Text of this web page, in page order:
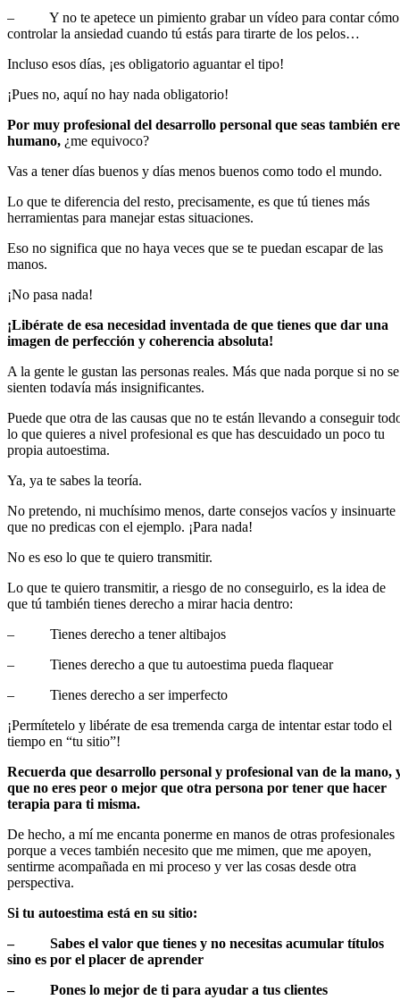
– Y no te apetece un pimiento grabar un vídeo para contar cómo
controlar la ansiedad cuando tú estás para tirarte de los pelos…
Incluso esos días, ¡es obligatorio aguantar el tipo!
¡Pues no, aquí no hay nada obligatorio!
Por muy profesional del desarrollo personal que seas también
humano, ¿me equivoco?
Vas a tener días buenos y días menos buenos como todo el mundo.
Lo que te diferencia del resto, precisamente, es que tú tienes más
herramientas para manejar estas situaciones.
Eso no significa que no haya veces que se te puedan escapar de las
manos.
¡No pasa nada!
¡Libérate de esa necesidad inventada de que tienes que dar una
imagen de perfección y coherencia absoluta!
A la gente le gustan las personas reales. Más que nada porque si no se
sienten todavía más insignificantes.
Puede que otra de las causas que no te están llevando a conseguir
lo que quieres a nivel profesional es que has descuidado un poco tu
propia autoestima.
Ya, ya te sabes la teoría.
No pretendo, ni muchísimo menos, darte consejos vacíos y insinuarte
que no predicas con el ejemplo. ¡Para nada!
No es eso lo que te quiero transmitir.
Lo que te quiero transmitir, a riesgo de no conseguirlo, es la idea de
que tú también tienes derecho a mirar hacia dentro:
– Tienes derecho a tener altibajos
– Tienes derecho a que tu autoestima pueda flaquear
– Tienes derecho a ser imperfecto
¡Permítetelo y libérate de esa tremenda carga de intentar estar todo el
tiempo en “tu sitio”!
Recuerda que desarrollo personal y profesional van de la mano,
que no eres peor o mejor que otra persona por tener que hacer
terapia para ti misma.
De hecho, a mí me encanta ponerme en manos de otras profesionales
porque a veces también necesito que me mimen, que me apoyen,
sentirme acompañada en mi proceso y ver las cosas desde otra
perspectiva.
Si tu autoestima está en su sitio:
– Sabes el valor que tienes y no necesitas acumular títulos
sino es por el placer de aprender
– Pones lo mejor de ti para ayudar a tus clientes